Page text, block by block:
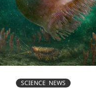
SCIENCE NEWS